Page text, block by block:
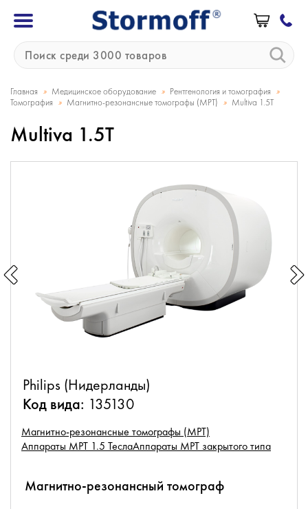
Главная » Медицинское оборудование » Рентгенология и томография »
Томография » Магнитно-резонансные томографы (МРТ) » Multiva 1.5T
Multiva 1.5T
Philips (Нидерланды)
Код вида: 135130
Магнитно-резонансные томографы (МРТ)
Аппараты МРТ 1.5 ТеслаАппараты МРТ закрытого типа
Магнитно-резонансный томограф